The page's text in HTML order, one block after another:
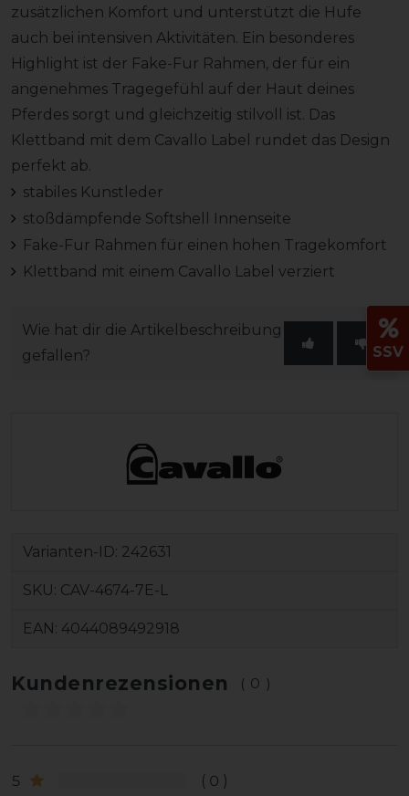
zusätzlichen Komfort und unterstützt die Hufe
auch bei intensiven Aktivitäten. Ein besonderes
Highlight ist der Fake-Fur Rahmen, der für ein
angenehmes Tragegefühl auf der Haut deines
Pferdes sorgt und gleichzeitig stilvoll ist. Das
Klettband mit dem Cavallo Label rundet das Design
perfekt ab.
stabiles Kunstleder
stoßdämpfende Softshell Innenseite
Fake-Fur Rahmen für einen hohen Tragekomfort
Klettband mit einem Cavallo Label verziert
Wie hat dir die Artikelbeschreibung
gefallen?
Varianten-ID: 242631
SKU: CAV-4674-7E-L
EAN: 4044089492918
Kundenrezensionen (0)
5 0
SSV